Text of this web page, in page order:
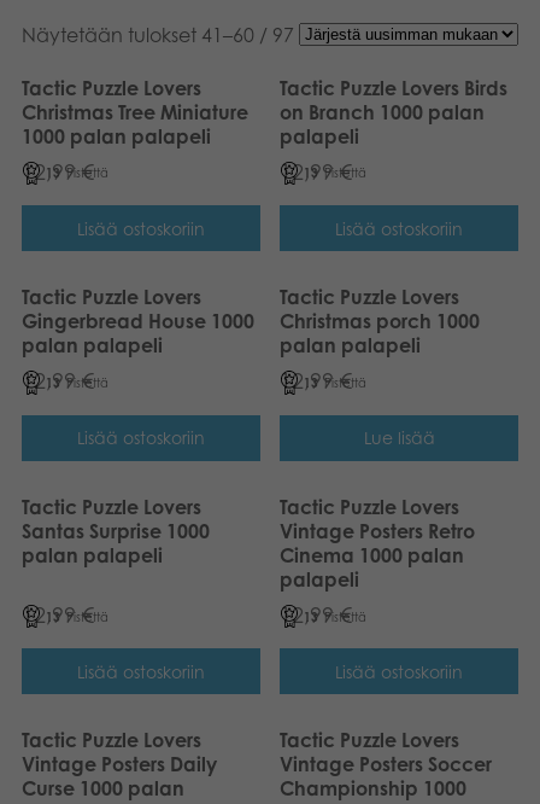
Näytetään tulokset 41–60 / 97
Tactic Puzzle Lovers
Christmas Tree Miniature
1000 palan palapeli
12,99€
13 Pistettä
Lisää ostoskoriin
Tactic Puzzle Lovers Birds
on Branch 1000 palan
palapeli
12,99€
13 Pistettä
Lisää ostoskoriin
Tactic Puzzle Lovers
Gingerbread House 1000
palan palapeli
12,99€
13 Pistettä
Lisää ostoskoriin
Tactic Puzzle Lovers
Christmas porch 1000
palan palapeli
12,99€
13 Pistettä
Lue lisää
Tactic Puzzle Lovers
Santas Surprise 1000
palan palapeli
12,99€
13 Pistettä
Lisää ostoskoriin
Tactic Puzzle Lovers
Vintage Posters Retro
Cinema 1000 palan
palapeli
12,99€
13 Pistettä
Lisää ostoskoriin
Tactic Puzzle Lovers
Vintage Posters Daily
Curse 1000 palan
Tactic Puzzle Lovers
Vintage Posters Soccer
Championship 1000